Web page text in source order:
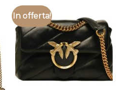
In offerta!